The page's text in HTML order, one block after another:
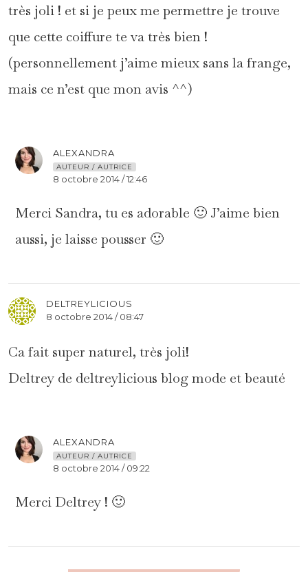
très joli ! et si je peux me permettre je trouve
que cette coiffure te va très bien !
(personnellement j’aime mieux sans la frange,
mais ce n’est que mon avis ^^)
ALEXANDRA
AUTEUR / AUTRICE
8 octobre 2014 / 12:46
Merci Sandra, tu es adorable 🙂 J’aime bien
aussi, je laisse pousser 🙂
DELTREYLICIOUS
8 octobre 2014 / 08:47
Ca fait super naturel, très joli!
Deltrey de deltreylicious blog mode et beauté
ALEXANDRA
AUTEUR / AUTRICE
8 octobre 2014 / 09:22
Merci Deltrey ! 🙂